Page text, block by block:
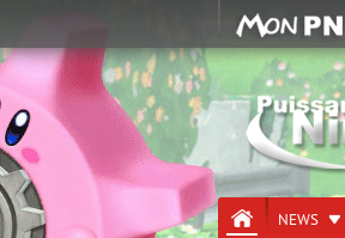
NEWS